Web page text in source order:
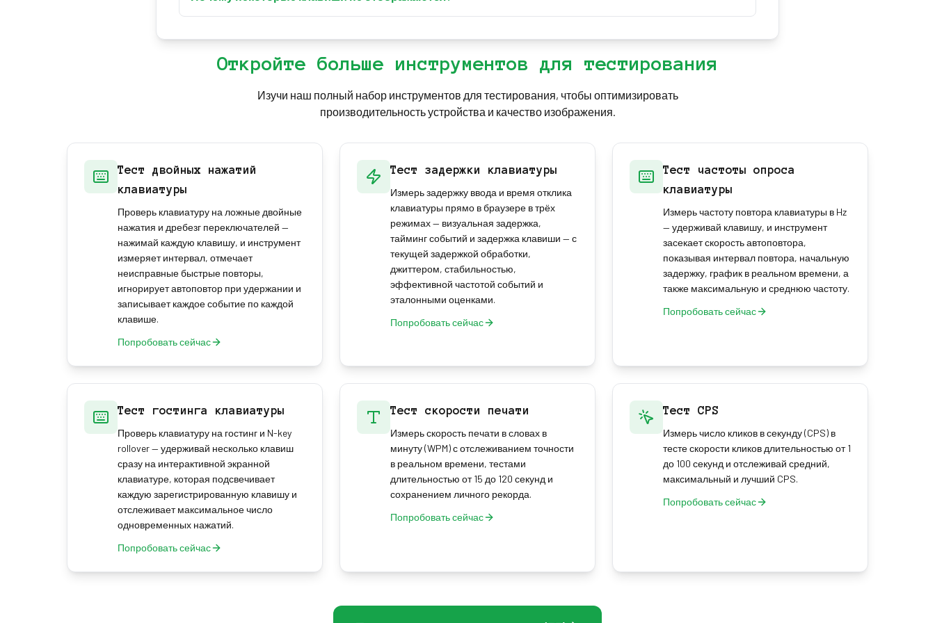
например, никогда не доходит до страницы, а некоторые сочетания сначала перехватывает операционная
система. Это нормально и не указывает на проблему с аппаратной частью вашей клавиатуры.
Откройте больше инструментов для тестирования
Изучи наш полный набор инструментов для тестирования, чтобы оптимизировать
производительность устройства и качество изображения.
Тест двойных нажатий
клавиатуры
Проверь клавиатуру на ложные двойные
нажатия и дребезг переключателей —
нажимай каждую клавишу, и инструмент
измеряет интервал, отмечает
неисправные быстрые повторы,
игнорирует автоповтор при удержании и
записывает каждое событие по каждой
клавише.
Попробовать сейчас
Тест задержки клавиатуры
Измерь задержку ввода и время отклика
клавиатуры прямо в браузере в трёх
режимах — визуальная задержка,
тайминг событий и задержка клавиши — с
текущей задержкой обработки,
джиттером, стабильностью,
эффективной частотой событий и
эталонными оценками.
Попробовать сейчас
Тест частоты опроса
клавиатуры
Измерь частоту повтора клавиатуры в Hz
— удерживай клавишу, и инструмент
засекает скорость автоповтора,
показывая интервал повтора, начальную
задержку, график в реальном времени, а
также максимальную и среднюю частоту.
Попробовать сейчас
Тест гостинга клавиатуры
Проверь клавиатуру на гостинг и N-key
rollover — удерживай несколько клавиш
сразу на интерактивной экранной
клавиатуре, которая подсвечивает
каждую зарегистрированную клавишу и
отслеживает максимальное число
одновременных нажатий.
Попробовать сейчас
Тест скорости печати
Измерь скорость печати в словах в
минуту (WPM) с отслеживанием точности
в реальном времени, тестами
длительностью от 15 до 120 секунд и
сохранением личного рекорда.
Попробовать сейчас
Тест CPS
Измерь число кликов в секунду (CPS) в
тесте скорости кликов длительностью от 1
до 100 секунд и отслеживай средний,
максимальный и лучший CPS.
Попробовать сейчас